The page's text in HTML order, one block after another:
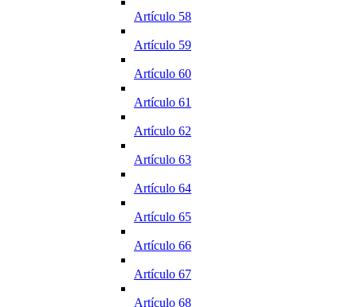
Artículo 58
Artículo 59
Artículo 60
Artículo 61
Artículo 62
Artículo 63
Artículo 64
Artículo 65
Artículo 66
Artículo 67
Artículo 68